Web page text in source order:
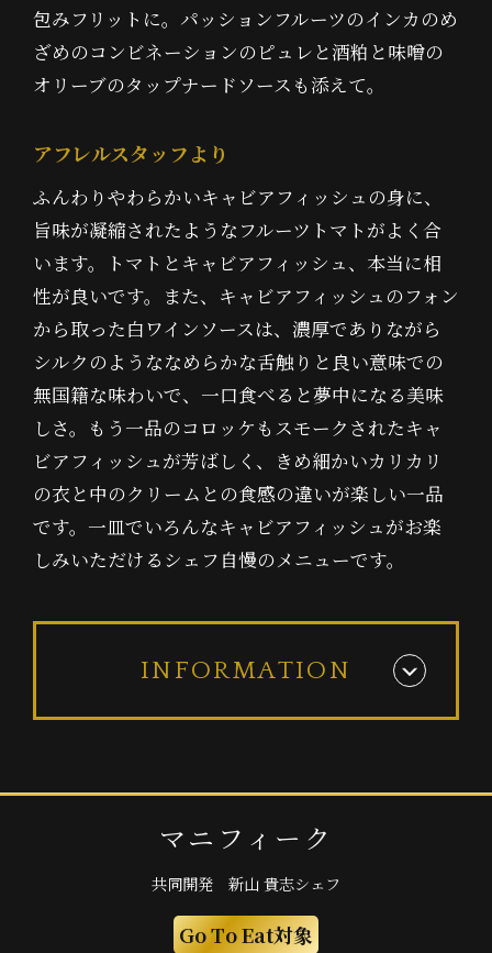
包みフリットに。パッションフルーツのインカのめ
ざめのコンビネーションのピュレと酒粕と味噌の
オリーブのタップナードソースも添えて。
アフレルスタッフより
ふんわりやわらかいキャビアフィッシュの身に、
旨味が凝縮されたようなフルーツトマトがよく合
います。トマトとキャビアフィッシュ、本当に相
性が良いです。また、キャビアフィッシュのフォン
から取った白ワインソースは、濃厚でありながら
シルクのようななめらかな舌触りと良い意味での
無国籍な味わいで、一口食べると夢中になる美味
しさ。もう一品のコロッケもスモークされたキャ
ビアフィッシュが芳ばしく、きめ細かいカリカリ
の衣と中のクリームとの食感の違いが楽しい一品
です。一皿でいろんなキャビアフィッシュがお楽
しみいただけるシェフ自慢のメニューです。
INFORMATION
マニ フ ィ ー ク
共同開発 新山 貴志シ ェ フ
GoToEat対象